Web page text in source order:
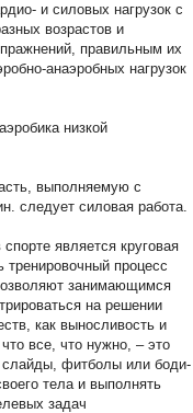
и силовых нагрузок с
возрастов и
правильным их
анаэробных нагрузок
низкой
выполняемую с
следует силовая работа.
является круговая
тренировочный процесс
занимающимся
на решении
как выносливость и
все, что нужно, – это
слайды, фитболы или боди-
тела и выполнять
задач